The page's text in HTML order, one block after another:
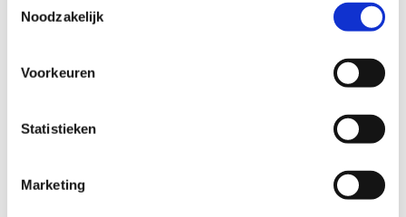
Noodzakelijk
Voorkeuren
Statistieken
Marketing
Dry slope - Teamsessies